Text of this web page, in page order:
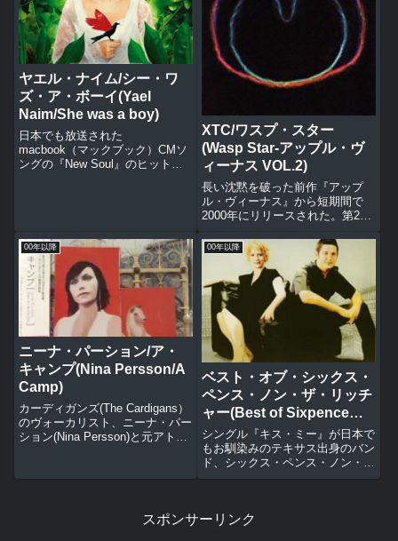
ヤエル・ナイム/シー・ワ
ズ・ア・ボーイ(Yael
Naim/She was a boy)
日本でも放送された
macbook（マックブック）CMソ
ングの『New Soul』のヒットで
ィ...
XTC/ワスプ・スター
(Wasp Star-アップル・ヴ
ィーナス VOL.2)
長い沈黙を破った前作『アップ
ル・ヴィーナス』から短期間で
2000年にリリースされた。第2
がないような先祖帰りしたような
ギター主体のXTC通算12作目の
ポップアルバム。全英40位。収
録曲プレイグラウンドステュー
ピ...
00年以降
ニーナ・パーション/ア・
キャンプ(Nina Persson/A
Camp)
カーディガンズ(The Cardigans）
のヴォーカリスト、ニーナ・パー
ション(Nina Persson)と元アトミ
クルホースのマーク・リンカスが
00年以降
ベスト・オブ・シックス・
ペンス・ノン・ザ・リッチ
ャー(Best of Sixpence
None the Richer)
シングル『キス・ミー』が日本で
もお馴染みのテキサス出身のバン
ド、シックス・ペンス・ノン・
ザ・リッチャーの新曲3曲と日本
ニード・トゥ・ビー・ネクスト・
スポンサーリンク